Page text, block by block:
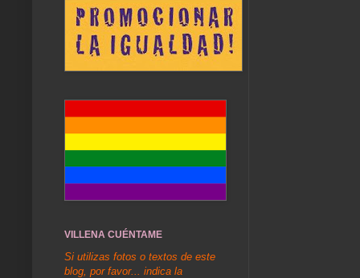
VILLENA CUÉNTAME
Si utilizas fotos o textos de este
blog, por favor... indica la